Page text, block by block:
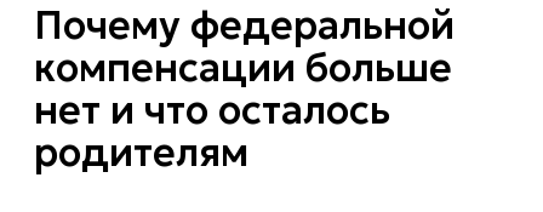
Почему федеральной
компенсации больше
нет и что осталось
родителям